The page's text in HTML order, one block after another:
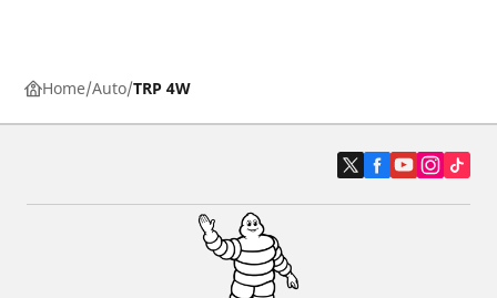
Home Auto TRP 4W